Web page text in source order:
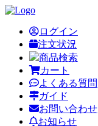
ログイン
注文状況
商品検索
カート
よくある質問
ガイド
お問い合わせ
お知らせ